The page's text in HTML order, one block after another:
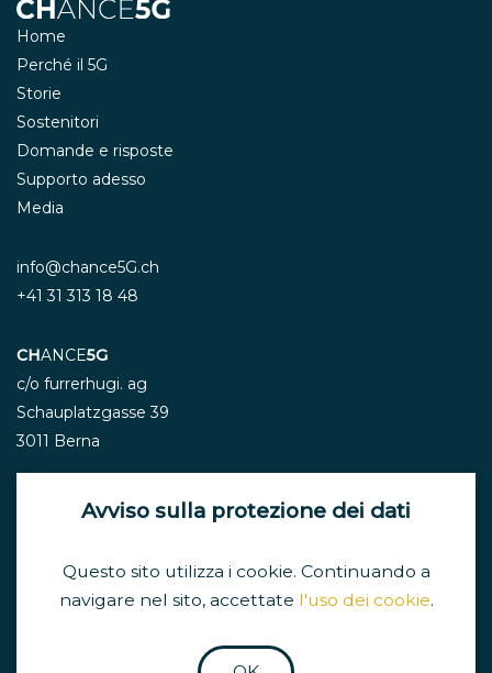
Avviso sulla protezione dei dati
Questo sito utilizza i cookie. Continuando a
navigare nel sito, accettate l'uso dei cookie.
Home
Perché il 5G
Storie
Sostenitori
Domande e risposte
Supporto adesso
Media
info@chance5G.ch
+41 31 313 18 48
CHANCE5G
c/o furrerhugi. ag
Schauplatzgasse 39
3011 Berna
Impressum e Protezione dei dati